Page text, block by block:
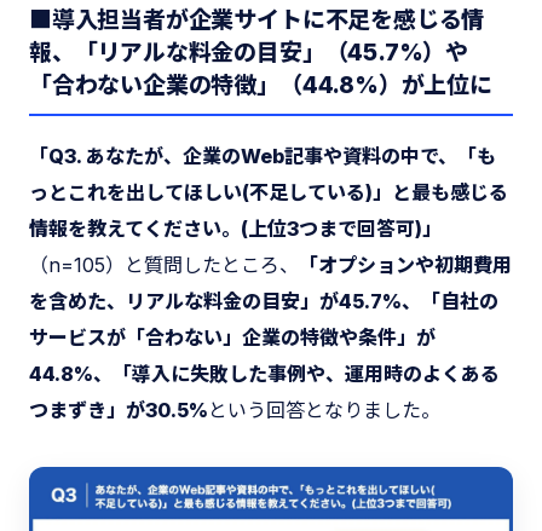
■導入担当者が企業サイトに不足を感じる情
報、「リアルな料金の目安」（45.7%）や
「合わない企業の特徴」（44.8%）が上位に
「Q3. あなたが、企業のWeb記事や資料の中で、「も
っとこれを出してほしい(不足している)」と最も感じる
情報を教えてください。(上位3つまで回答可)」
（n=105）と質問したところ、
「オプションや初期費用
を含めた、リアルな料金の目安」が45.7%、「自社の
サービスが「合わない」企業の特徴や条件」が
44.8%、「導入に失敗した事例や、運用時のよくある
つまずき」が30.5% という回答となりました。